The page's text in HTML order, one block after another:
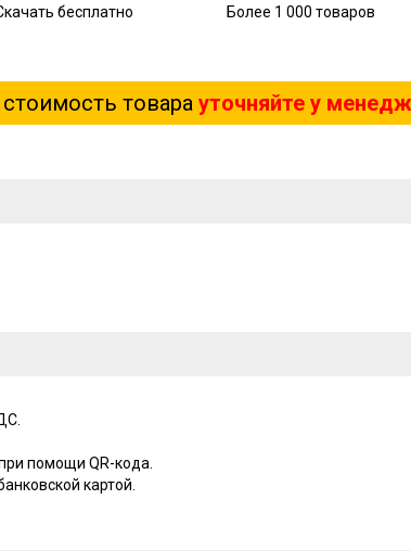
бесплатно
Более 1 000 товаров
товара уточняйте у
помощи QR-кода.
картой.